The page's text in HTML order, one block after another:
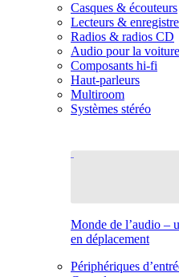
Casques & écouteurs
Lecteurs &
Radios & radios CD
Audio pour la voiture
Composants hi-fi
Haut-parleurs
Multiroom
Systèmes stéréo
Monde de l’audio –
en déplacement
Périphériques